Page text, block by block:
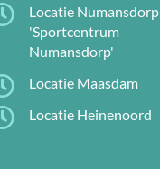
Locatie Numansdorp
'Sportcentrum
Numansdorp'
Locatie Maasdam
Locatie Heinenoord